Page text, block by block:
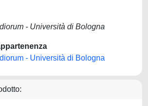
- Università di Bologna
- Università di Bologna